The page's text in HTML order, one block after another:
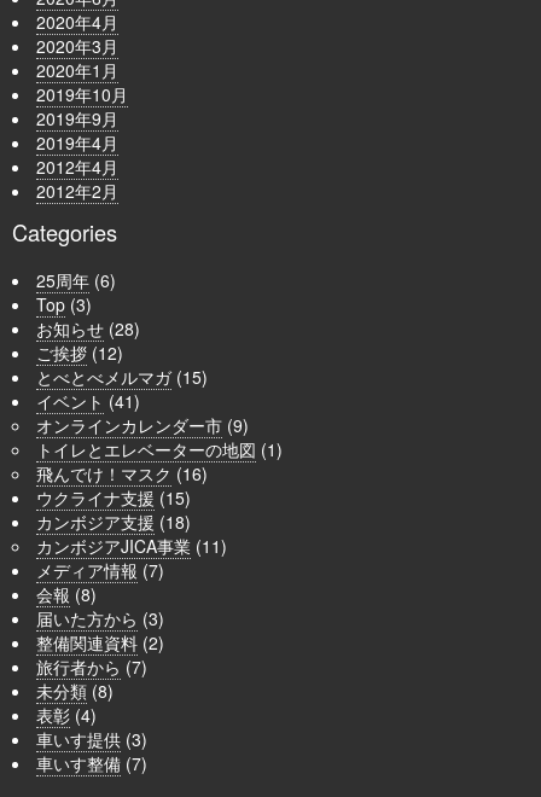
2020年4月
2020年3月
2020年1月
2019年10月
2019年9月
2019年4月
2012年4月
2012年2月
Categories
25周年 (6)
Top (3)
お知らせ (28)
ご挨拶 (12)
とべとべメルマガ(15)
イベント (41)
オンラインカレンダー市 (9)
トイレとエレベーターの地図 (1)
飛んでけ！マスク (16)
ウクライナ支援 (15)
カンボジア支援 (18)
カンボジアJICA事業 (11)
メディア情報 (7)
会報 (8)
届いた方から (3)
整備関連資料 (2)
旅行者から (7)
未分類 (8)
表彰 (4)
車いす提供 (3)
車いす整備 (7)